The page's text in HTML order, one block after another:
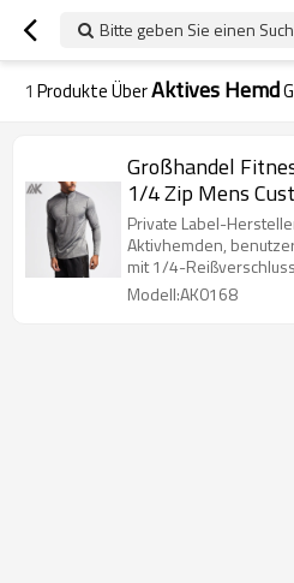
Bitte geben Sie einen
1 Produkte ÜberAktives Hemd
Großhandel
1/4 Zip Mens
Private Label-
Aktivhemden,
mit 1/4-
Modell:AK0168